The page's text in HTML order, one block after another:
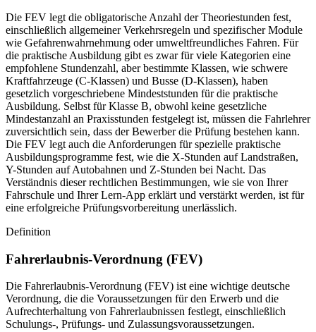
Die FEV legt die obligatorische Anzahl der Theoriestunden fest,
einschließlich allgemeiner Verkehrsregeln und spezifischer Module
wie Gefahrenwahrnehmung oder umweltfreundliches Fahren. Für
die praktische Ausbildung gibt es zwar für viele Kategorien eine
empfohlene Stundenzahl, aber bestimmte Klassen, wie schwere
Kraftfahrzeuge (C-Klassen) und Busse (D-Klassen), haben
gesetzlich vorgeschriebene Mindeststunden für die praktische
Ausbildung. Selbst für Klasse B, obwohl keine gesetzliche
Mindestanzahl an Praxisstunden festgelegt ist, müssen die Fahrlehrer
zuversichtlich sein, dass der Bewerber die Prüfung bestehen kann.
Die FEV legt auch die Anforderungen für spezielle praktische
Ausbildungsprogramme fest, wie die X-Stunden auf Landstraßen,
Y-Stunden auf Autobahnen und Z-Stunden bei Nacht. Das
Verständnis dieser rechtlichen Bestimmungen, wie sie von Ihrer
Fahrschule und Ihrer Lern-App erklärt und verstärkt werden, ist für
eine erfolgreiche Prüfungsvorbereitung unerlässlich.
Definition
Fahrerlaubnis-Verordnung (FEV)
Die Fahrerlaubnis-Verordnung (FEV) ist eine wichtige deutsche
Verordnung, die die Voraussetzungen für den Erwerb und die
Aufrechterhaltung von Fahrerlaubnissen festlegt, einschließlich
Schulungs-, Prüfungs- und Zulassungsvoraussetzungen.